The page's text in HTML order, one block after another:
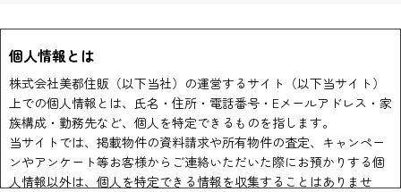
個人情報とは
株式会社美都住販（以下当社）の運営するサイト（以下当サイト）
上での個人情報とは、氏名・住所・電話番号・Eメールアドレス・家
族構成・勤務先など、個人を特定できるものを指します。
当サイトでは、掲載物件の資料請求や所有物件の査定、キャンペー
ンやアンケート等お客様からご連絡いただいた際にお預かりする個
人情報以外は、個人を特定できる情報を収集することはありませ